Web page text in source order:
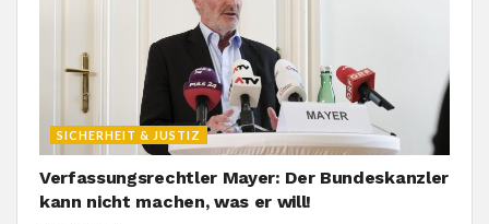
SICHERHEIT & JUSTIZ
Verfassungsrechtler Mayer: Der Bundeskanzler
kann nicht machen, was er will!